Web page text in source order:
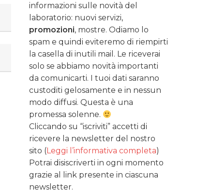
informazioni sulle novità del
laboratorio: nuovi servizi,
promozioni, mostre. Odiamo lo
spam e quindi eviteremo di riempirti
la casella di inutili mail. Le riceverai
solo se abbiamo novità importanti
da comunicarti. I tuoi dati saranno
custoditi gelosamente e in nessun
modo diffusi. Questa è una
promessa solenne.
Cliccando su “iscriviti” accetti di
ricevere la newsletter del nostro
sito (Leggi l’informativa completa)
Potrai disiscriverti in ogni momento
grazie al link presente in ciascuna
newsletter.